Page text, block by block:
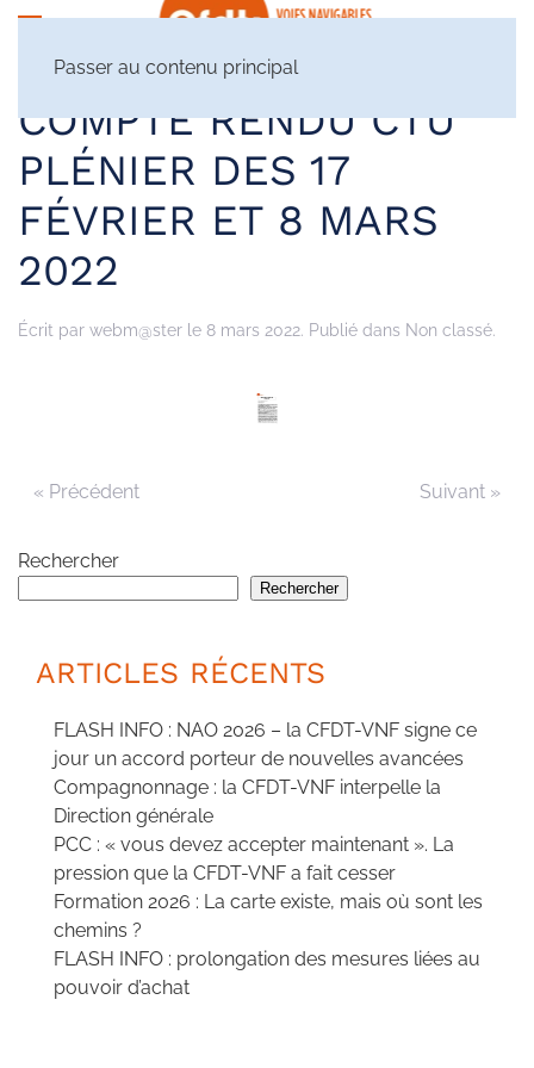
Passer au contenu principal
COMPTE RENDU CTU
PLÉNIER DES 17
FÉVRIER ET 8 MARS
2022
Écrit par webm@ster le 8 mars 2022. Publié dans Non classé.
« Précédent Suivant »
Rechercher
Rechercher
ARTICLES RÉCENTS
FLASH INFO : NAO 2026 – la CFDT-VNF signe ce
jour un accord porteur de nouvelles avancées
Compagnonnage : la CFDT-VNF interpelle la
Direction générale
PCC : « vous devez accepter maintenant ». La
pression que la CFDT-VNF a fait cesser
Formation 2026 : La carte existe, mais où sont les
chemins ?
FLASH INFO : prolongation des mesures liées au
pouvoir d’achat